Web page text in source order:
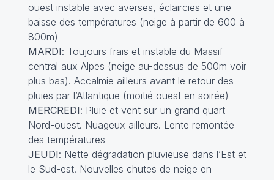
ouest instable avec averses, éclaircies et une
baisse des températures (neige à partir de 600 à
800m)
MARDI: Toujours frais et instable du Massif
central aux Alpes (neige au-dessus de 500m voir
plus bas). Accalmie ailleurs avant le retour des
pluies par l’Atlantique (moitié ouest en soirée)
MERCREDI: Pluie et vent sur un grand quart
Nord-ouest. Nuageux ailleurs. Lente remontée
des températures
JEUDI: Nette dégradation pluvieuse dans l’Est et
le Sud-est. Nouvelles chutes de neige en